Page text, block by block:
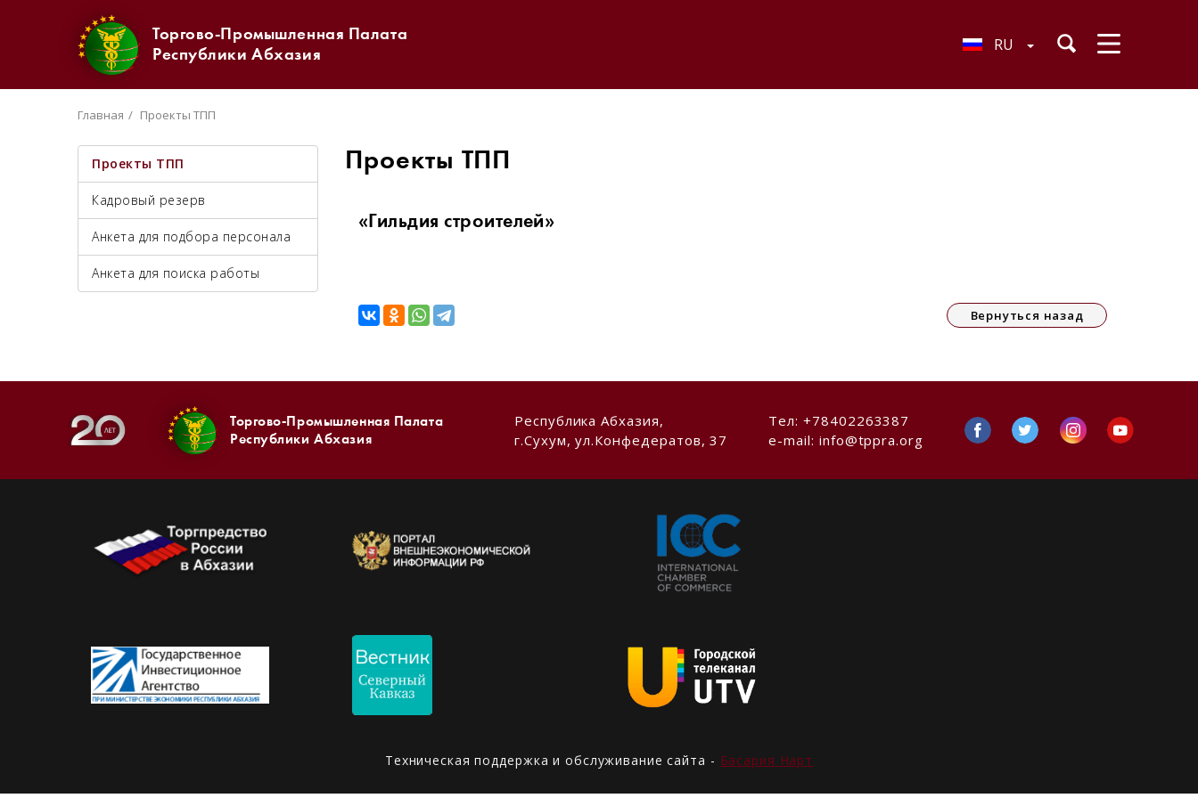
Торгово-Промышленная Палата
Республики Абхазия
RU
Главная Проекты ТПП
Проекты ТПП
Кадровый резерв
Анкета для подбора персонала
Анкета для поиска работы
Проекты ТПП
«Гильдия строителей»
Вернуться назад
Торгово-Промышленная Палата
Республики Абхазия
Республика Абхазия,
г.Сухум, ул.Конфедератов, 37
Тел: +78402263387
e-mail: info@tppra.org
Техническая поддержка и обслуживание сайта - Басария Нарт